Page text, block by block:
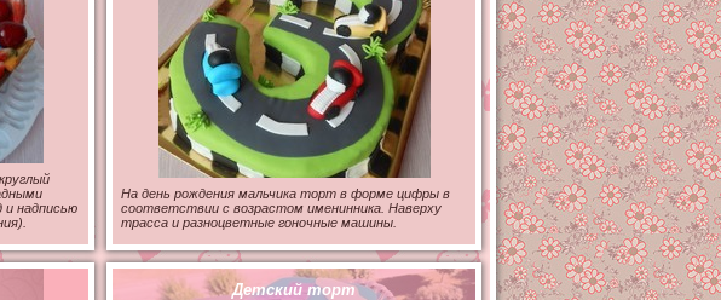
и надписью
На день рождения мальчика торт в форме цифры в
соответствии с возрастом именинника. Наверху
трасса и разноцветные гоночные машины.
Детский торт